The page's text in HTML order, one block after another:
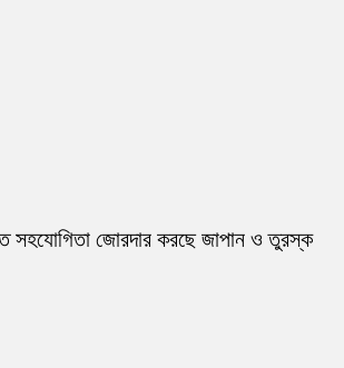
সহযোগিতা জোরদার করছে জাপান ও তুরস্ক